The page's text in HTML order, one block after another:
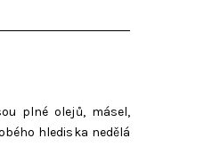
plné olejů, másel,
hlediska nedělá